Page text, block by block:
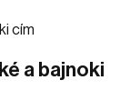
a bajnoki